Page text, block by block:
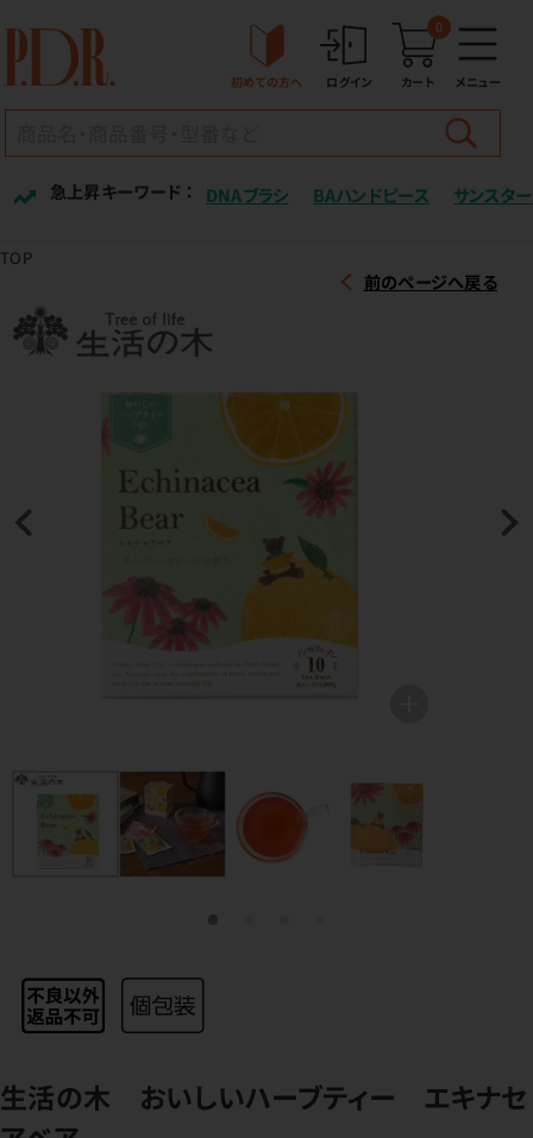
初めての方へ ログイン カート
0
メニュー
急上昇キーワード ： DNAブラシ BAハンドピース サンスター
TOP
前のページへ戻る
生活の木 おいしいハーブティー エキナセ